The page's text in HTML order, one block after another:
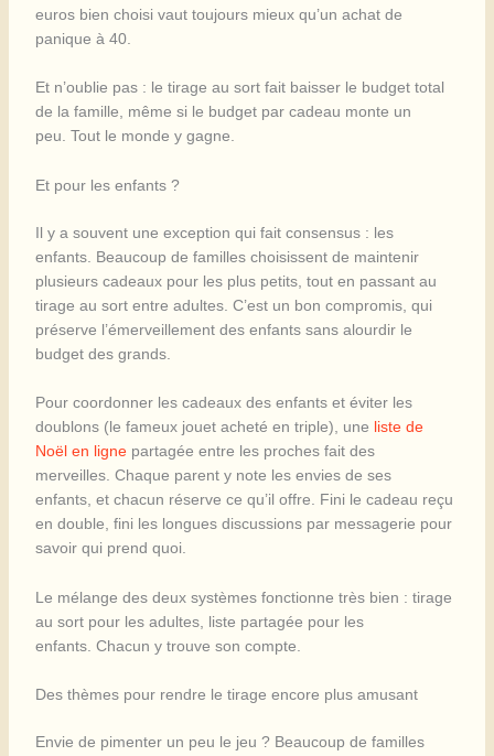
euros bien choisi vaut toujours mieux qu’un achat de
panique à 40.
Et n’oublie pas : le tirage au sort fait baisser le budget total
de la famille, même si le budget par cadeau monte un
peu. Tout le monde y gagne.
Et pour les enfants ?
Il y a souvent une exception qui fait consensus : les
enfants. Beaucoup de familles choisissent de maintenir
plusieurs cadeaux pour les plus petits, tout en passant au
tirage au sort entre adultes. C’est un bon compromis, qui
préserve l’émerveillement des enfants sans alourdir le
budget des grands.
Pour coordonner les cadeaux des enfants et éviter les
doublons (le fameux jouet acheté en triple), une liste de
Noël en lignepartagée entre les proches fait des
merveilles. Chaque parent y note les envies de ses
enfants, et chacun réserve ce qu’il offre. Fini le cadeau reçu
en double, fini les longues discussions par messagerie pour
savoir qui prend quoi.
Le mélange des deux systèmes fonctionne très bien : tirage
au sort pour les adultes, liste partagée pour les
enfants. Chacun y trouve son compte.
Des thèmes pour rendre le tirage encore plus amusant
Envie de pimenter un peu le jeu ? Beaucoup de familles